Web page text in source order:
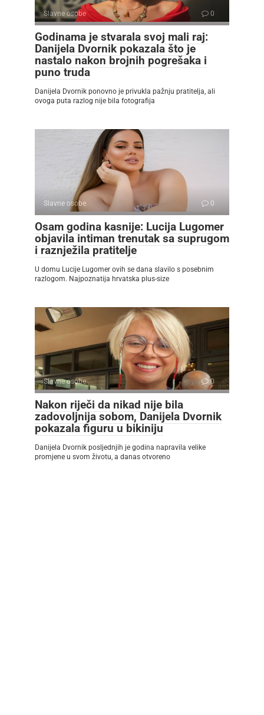
Slavne osobe 0
Godinama je stvarala svoj mali raj:
Danijela Dvornik pokazala što je
nastalo nakon brojnih pogrešaka i
puno truda
Danijela Dvornik ponovno je privukla pažnju pratitelja, ali
ovoga puta razlog nije bila fotografija
Slavne osobe 0
Osam godina kasnije: Lucija Lugomer
objavila intiman trenutak sa suprugom
i raznježila pratitelje
U domu Lucije Lugomer ovih se dana slavilo s posebnim
razlogom. Najpoznatija hrvatska plus-size
Slavne osobe 0
Nakon riječi da nikad nije bila
zadovoljnija sobom, Danijela Dvornik
pokazala figuru u bikiniju
Danijela Dvornik posljednjih je godina napravila velike
promjene u svom životu, a danas otvoreno